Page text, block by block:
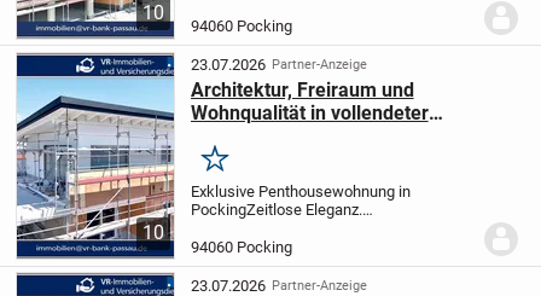
10
Wohnkonzept, das zeitlose Architektur,
erstklassige Bauqualität und moderne
Gebäudetechnik...
94060 Pocking
10
23.07.2026 Partner-Anzeige
Architektur, Freiraum und
Wohnqualität in vollendeter
Penthousewohnung mit großer
Dachterrasse in 94060 Pocking
Merken
Exklusive Penthousewohnung in
PockingZeitlose Eleganz.
Wohnqualität.Architektur, die Maßstäbe
setztDiese exklusive Penthousewohnung
vereint moderne Architektur, großzügige...
94060 Pocking
23.07.2026 Partner-Anzeige